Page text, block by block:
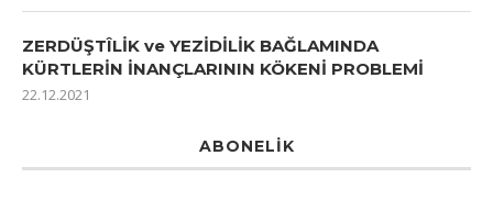
ZERDÜŞTÎLİK ve YEZİDİLİK BAĞLAMINDA
KÜRTLERİN İNANÇLARININ KÖKENİ PROBLEMİ
22.12.2021
ABONELIK